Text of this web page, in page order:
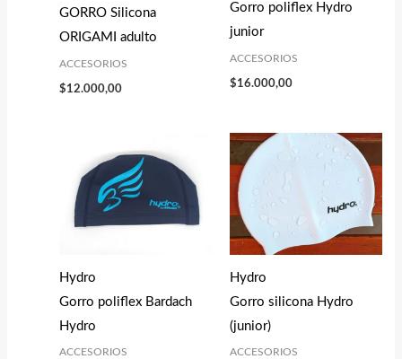
GORRO Silicona
ORIGAMI adulto
ACCESORIOS
$12.000,00
Gorro poliflex Hydro
junior
ACCESORIOS
$16.000,00
Hydro
Gorro poliflex Bardach
Hydro
ACCESORIOS
Hydro
Gorro silicona Hydro
(junior)
ACCESORIOS